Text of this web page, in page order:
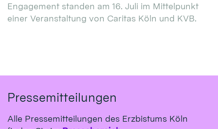
Engagement standen am 16. Juli im Mittelpunkt
einer Veranstaltung von Caritas Köln und KVB.
Pressemitteilungen
Alle Pressemitteilungen des Erzbistums Köln